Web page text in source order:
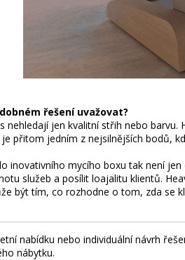
řešení uvažovat?
nehledají jen kvalitní střih nebo
přitom jedním z nejsilnějších bodů,
inovativního mycího boxu tak není
služeb a posílit loajalitu klientů.
být tím, co rozhodne o tom, zda se
nabídku nebo individuální návrh
nábytku.